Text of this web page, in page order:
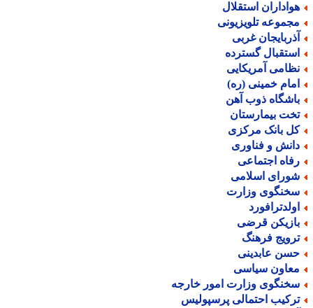
استقلال
تلویزیونی
غربی
گسترده
آمریکایی
خمینی (ره)
ذوب آهن
بیمارستان
بانک مرکزی
و فناوری
اجتماعی
اسلامی
وزارت
قرضی
فرهنگ
عابدینی
سیاسی
وزارت امور خارجه
احتمالی پرسپولیس